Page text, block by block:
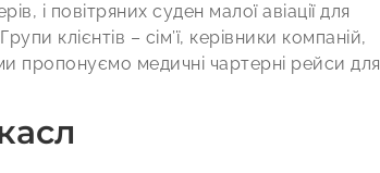
і повітряних суден малої авіації для
клієнтів – сім’ї, керівники компаній,
пропонуємо медичні чартерні рейси для